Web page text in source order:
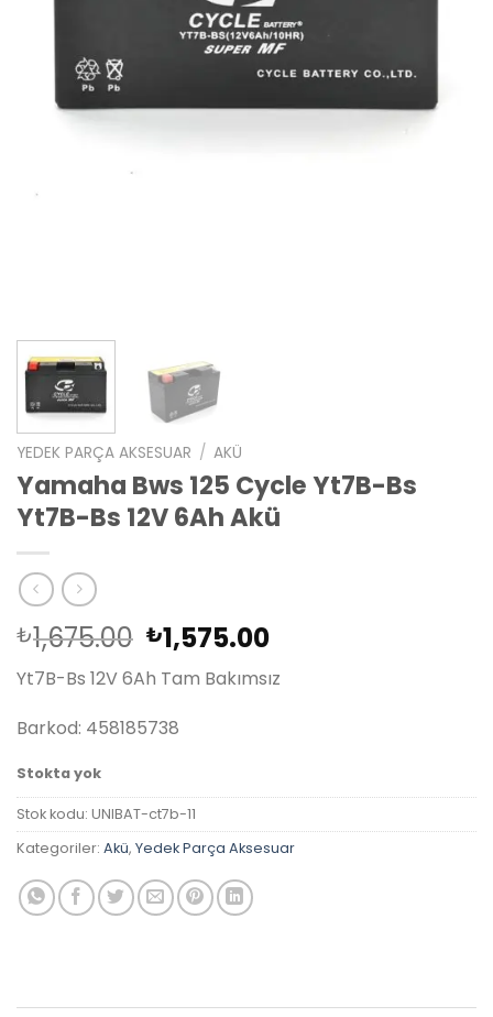
YEDEK PARÇA AKSESUAR / AKÜ
Yamaha Bws 125 Cycle Yt7B-Bs
Yt7B-Bs 12V 6Ah Akü
₺1,675.00 Orijinal
fiyat:
₺1,675.00.
₺1,575.00Şu
fiyat:
Yt7B-Bs 12V 6Ah Tam Bakımsız
Barkod: 458185738
Stokta yok
Stok kodu: UNIBAT-ct7b-11
Kategoriler: Akü, Yedek Parça Aksesuar